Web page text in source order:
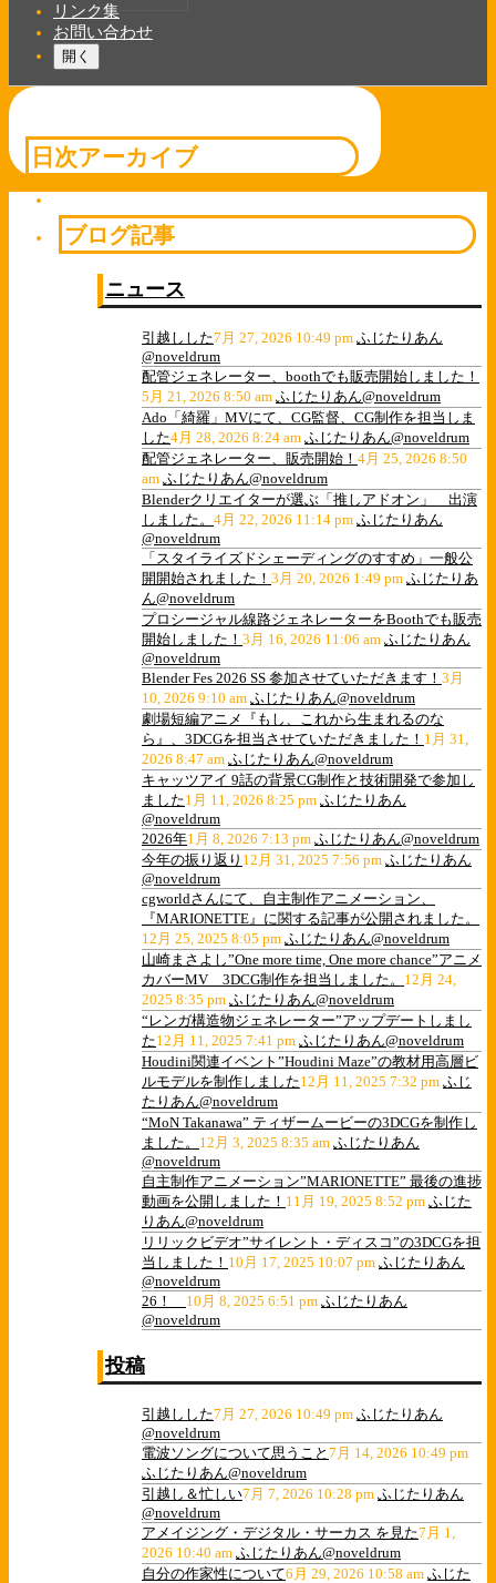
リンク集
お問い合わせ
開く
日次アーカイブ
ブログ記事
ニュース
引越しした7月 27, 2026 10:49 pm ふじたりあん
@noveldrum
配管ジェネレーター、boothでも販売開始しました！
5月 21, 2026 8:50 am ふじたりあん@noveldrum
Ado「綺羅」MVにて、CG監督、CG制作を担当しま
した4月 28, 2026 8:24 am ふじたりあん@noveldrum
配管ジェネレーター、販売開始！ 4月 25, 2026 8:50
am ふじたりあん@noveldrum
Blenderクリエイターが選ぶ「推しアドオン」 出演
しました。 4月 22, 2026 11:14 pm ふじたりあん
@noveldrum
「スタイライズドシェーディングのすすめ」一般公
開開始されました！ 3月 20, 2026 1:49 pm ふじたりあ
ん@noveldrum
プロシージャル線路ジェネレーターをBoothでも販売
開始しました！ 3月 16, 2026 11:06 am ふじたりあん
@noveldrum
Blender Fes 2026 SS 参加させていただきます！ 3月
10, 2026 9:10 am ふじたりあん@noveldrum
劇場短編アニメ『もし、これから生まれるのな
ら』、3DCGを担当させていただきました！ 1月 31,
2026 8:47 am ふじたりあん@noveldrum
キャッツアイ 9話の背景CG制作と技術開発で参加し
ました1月 11, 2026 8:25 pm ふじたりあん
@noveldrum
2026年1月 8, 2026 7:13 pm ふじたりあん@noveldrum
今年の振り返り 12月 31, 2025 7:56 pm ふじたりあん
@noveldrum
cgworldさんにて、自主制作アニメーション、
『MARIONETTE』に関する記事が公開されました。
12月 25, 2025 8:05 pm ふじたりあん@noveldrum
山崎まさよし”One more time, One more chance”アニメ
カバーMV 3DCG制作を担当しました。 12月 24,
2025 8:35 pm ふじたりあん@noveldrum
“レンガ構造物ジェネレーター”アップデートしまし
た12月 11, 2025 7:41 pm ふじたりあん@noveldrum
Houdini関連イベント”Houdini Maze”の教材用高層ビ
ルモデルを制作しました12月 11, 2025 7:32 pm ふじ
たりあん@noveldrum
“MoN Takanawa” ティザームービーの3DCGを制作し
ました。 12月 3, 2025 8:35 am ふじたりあん
@noveldrum
自主制作アニメーション”MARIONETTE” 最後の進捗
動画を公開しました！ 11月 19, 2025 8:52 pm ふじた
りあん@noveldrum
リリックビデオ”サイレント・ディスコ”の3DCGを担
当しました！ 10月 17, 2025 10:07 pm ふじたりあん
@noveldrum
26！ 10月 8, 2025 6:51 pm ふじたりあん
@noveldrum
投稿
引越しした7月 27, 2026 10:49 pm ふじたりあん
@noveldrum
電波ソングについて思うこと 7月 14, 2026 10:49 pm
ふじたりあん@noveldrum
引越し＆忙しい7月 7, 2026 10:28 pm ふじたりあん
@noveldrum
アメイジング・デジタル・サーカス を見た7月 1,
2026 10:40 am ふじたりあん@noveldrum
自分の作家性について6月 29, 2026 10:58 am ふじた